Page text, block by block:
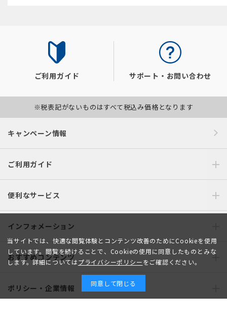
ご利用ガイド サポート・お問い合わせ
※税表記がないものはすべて税込み価格となります
キャンペーン情報
ご利用ガイド
便利なサービス
インフォメーション
おすすめコンテンツ
ポリシー・企業情報
当サイトでは、快適な閲覧体験とコンテンツ改善のためにCookieを使用
しています。閲覧を続けることで、Cookieの使用に同意したものとみな
します。詳細についてはプライバシーポリシーをご確認ください。
同意して閉じる